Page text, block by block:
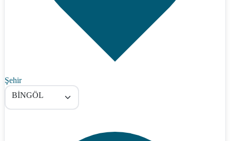
Şehir
BİNGÖL